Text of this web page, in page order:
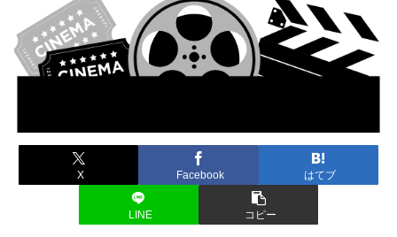
X Facebook はてブ
LINE コピー